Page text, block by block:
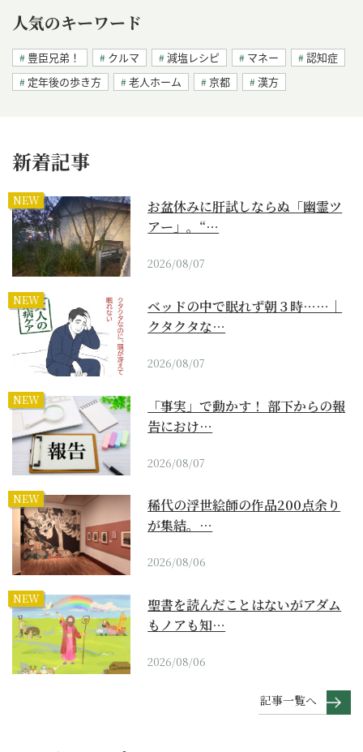
人気のキーワード
豊臣兄弟！ クルマ 減塩レシピ マネー
認知症
定年後の歩き方
老人ホーム 京都 漢方
新着記事
NEW
お盆休みに肝試しならぬ「幽霊ツ
アー」。“…
2026/08/07
NEW
ベッドの中で眠れず朝３時……｜
クタクタな…
2026/08/07
NEW
「事実」で動かす！ 部下からの報
告におけ…
2026/08/07
NEW
稀代の浮世絵師の作品200点余り
が集結。…
2026/08/06
NEW
聖書を読んだことはないがアダム
もノアも知…
2026/08/06
記事一覧へ